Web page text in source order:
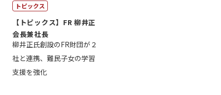
トピックス
【トピックス】FR 柳井正
会長兼社長
柳井正氏創設のFR財団が２
社と連携、難民子女の学習
支援を強化